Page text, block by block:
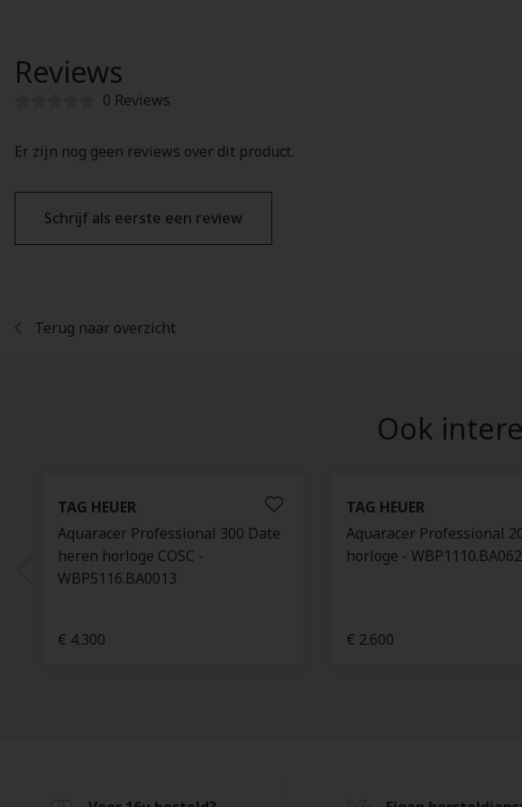
Reviews
0 Reviews
Er zijn nog geen reviews over dit product.
Schrijf als eerste een review
Terug naar overzicht
Ook
TAG HEUER
Aquaracer Professional 300 Date
heren horloge COSC -
WBP5116.BA0013
€ 4.300
TAG HEUER
Aquaracer Professional
horloge -
€ 2.600